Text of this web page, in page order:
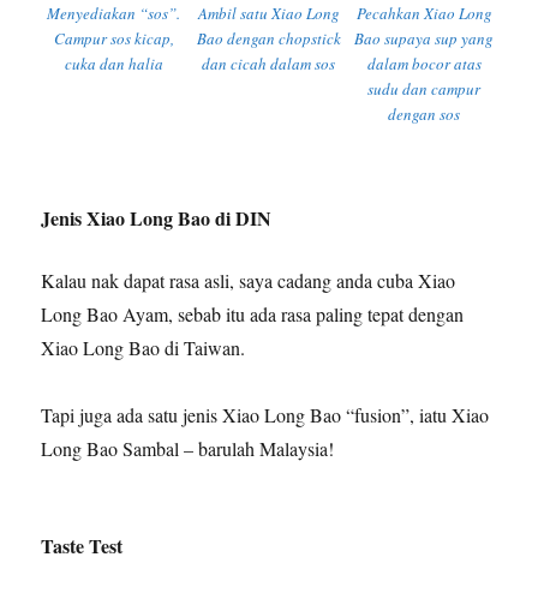
Menyediakan “sos”.
Campur sos kicap,
cuka dan halia
Ambil satu Xiao Long
Bao dengan chopstick
dan cicah dalam sos
Pecahkan Xiao Long
Bao supaya sup yang
dalam bocor atas
sudu dan campur
dengan sos
Jenis Xiao Long Bao di DIN
Kalau nak dapat rasa asli, saya cadang anda cuba Xiao
Long Bao Ayam, sebab itu ada rasa paling tepat dengan
Xiao Long Bao di Taiwan.
Tapi juga ada satu jenis Xiao Long Bao “fusion”, iatu Xiao
Long Bao Sambal – barulah Malaysia!
Taste Test